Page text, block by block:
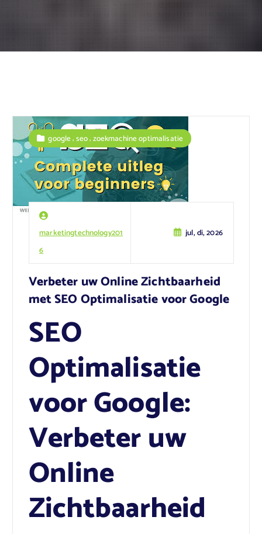
marketingtechnology201
6
jul, di, 2026
google,seo,zoekmachine optimalisatie
Verbeter uw Online Zichtbaarheid
met SEO Optimalisatie voor Google
SEO
Optimalisatie
voor Google:
Verbeter uw
Online
Zichtbaarheid